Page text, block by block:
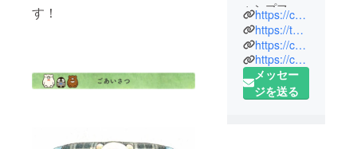
す！
ャンプファ
イヤー クリ
エーショ
ン）」は、
株式会社
CAMPFIRE
https://camp-fire.jp/creation
https://twitter.com/CF_Creation
https://camp-fire.jp/privacy
https://camp-fire.jp/inquiries
メッセー
ジを送る